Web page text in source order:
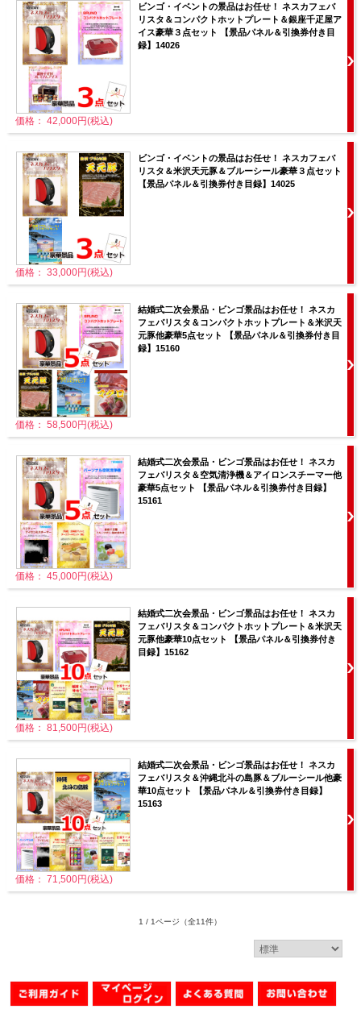
ビンゴ・イベントの景品はお任せ！ ネスカフェバ
リスタ＆コンパクトホットプレート＆銀座千疋屋ア
イス豪華３点セット 【景品パネル＆引換券付き目
録】14026
価格： 42,000円(税込)
ビンゴ・イベントの景品はお任せ！ ネスカフェバ
リスタ＆米沢天元豚＆ブルーシール豪華３点セット
【景品パネル＆引換券付き目録】14025
価格： 33,000円(税込)
結婚式二次会景品・ビンゴ景品はお任せ！ ネスカ
フェバリスタ＆コンパクトホットプレート＆米沢天
元豚他豪華5点セット 【景品パネル＆引換券付き目
録】15160
価格： 58,500円(税込)
結婚式二次会景品・ビンゴ景品はお任せ！ ネスカ
フェバリスタ＆空気清浄機＆アイロンスチーマー他
豪華5点セット 【景品パネル＆引換券付き目録】
15161
価格： 45,000円(税込)
結婚式二次会景品・ビンゴ景品はお任せ！ ネスカ
フェバリスタ＆コンパクトホットプレート＆米沢天
元豚他豪華10点セット 【景品パネル＆引換券付き
目録】15162
価格： 81,500円(税込)
結婚式二次会景品・ビンゴ景品はお任せ！ ネスカ
フェバリスタ＆沖縄北斗の島豚＆ブルーシール他豪
華10点セット 【景品パネル＆引換券付き目録】
15163
価格： 71,500円(税込)
1 / 1ページ （全11件）